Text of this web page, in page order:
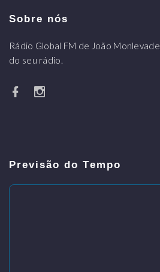
Sobre nós
Rádio Global FM de João
do seu rádio.
Previsão do Tempo